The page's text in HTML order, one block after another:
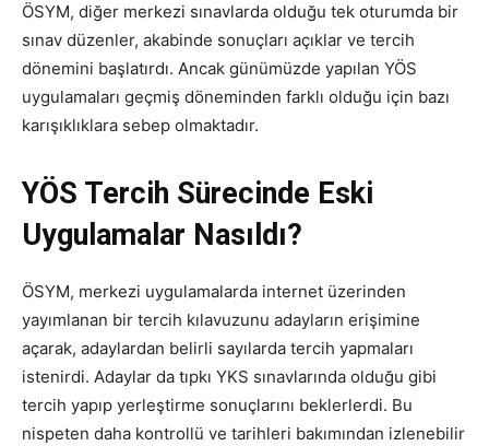
ÖSYM, diğer merkezi sınavlarda olduğu tek oturumda bir
sınav düzenler, akabinde sonuçları açıklar ve tercih
dönemini başlatırdı. Ancak günümüzde yapılan YÖS
uygulamaları geçmiş döneminden farklı olduğu için bazı
karışıklıklara sebep olmaktadır.
YÖS Tercih Sürecinde Eski
Uygulamalar Nasıldı?
ÖSYM, merkezi uygulamalarda internet üzerinden
yayımlanan bir tercih kılavuzunu adayların erişimine
açarak, adaylardan belirli sayılarda tercih yapmaları
istenirdi. Adaylar da tıpkı YKS sınavlarında olduğu gibi
tercih yapıp yerleştirme sonuçlarını beklerlerdi. Bu
nispeten daha kontrollü ve tarihleri bakımından izlenebilir